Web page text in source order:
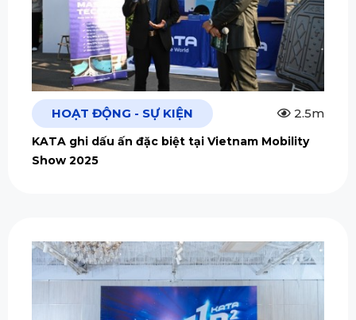
HOẠT ĐỘNG - SỰ KIỆN 2.5m
KATA ghi dấu ấn đặc biệt tại Vietnam Mobility
Show 2025